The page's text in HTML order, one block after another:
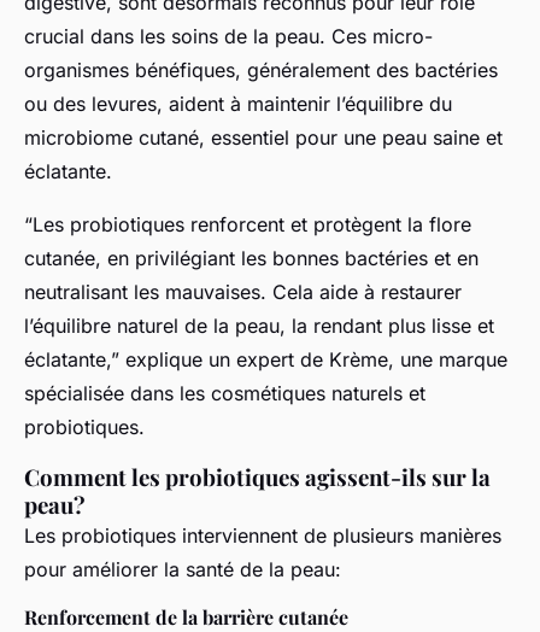
crucial dans les soins de la peau. Ces micro-
organismes bénéfiques, généralement des bactéries
ou des levures, aident à maintenir l’équilibre du
microbiome cutané, essentiel pour une peau saine et
éclatante.
“Les probiotiques renforcent et protègent la flore
cutanée, en privilégiant les bonnes bactéries et en
neutralisant les mauvaises. Cela aide à restaurer
l’équilibre naturel de la peau, la rendant plus lisse et
éclatante,” explique un expert de Krème, une marque
spécialisée dans les cosmétiques naturels et
probiotiques.
Comment les probiotiques agissent-ils sur la
peau?
Les probiotiques interviennent de plusieurs manières
pour améliorer la santé de la peau:
Renforcement de la barrière cutanée